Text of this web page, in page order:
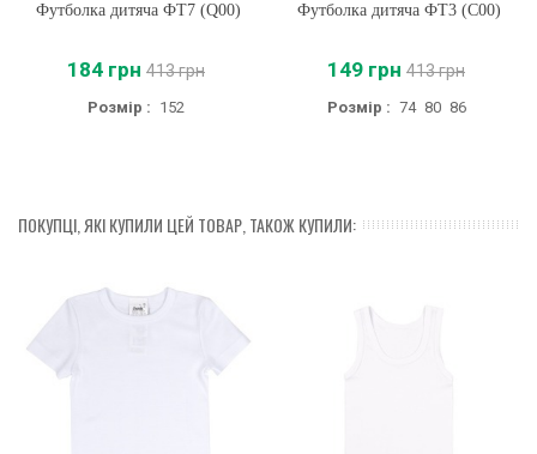
Футболка дитяча ФТ7 (Q00)
184 грн 413 грн
Розмір : 152
Футболка дитяча ФТ3 (C00)
149 грн 413 грн
Розмір : 74 80 86
ПОКУПЦІ, ЯКІ КУПИЛИ ЦЕЙ ТОВАР, ТАКОЖ КУПИЛИ: